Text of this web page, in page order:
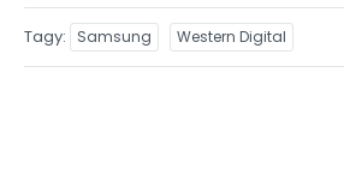
Tagy Samsung Western Digital